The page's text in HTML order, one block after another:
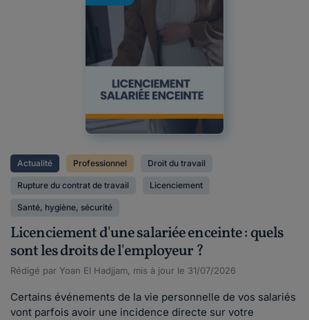
Actualité Professionnel Droit du travail
Rupture du contrat de travail Licenciement
Santé, hygiène, sécurité
Licenciement d'une salariée enceinte : quels
sont les droits de l'employeur ?
Rédigé par Yoan El Hadjjam, mis à jour le 31/07/2026
Certains événements de la vie personnelle de vos salariés
vont parfois avoir une incidence directe sur votre